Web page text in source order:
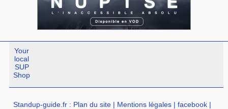
Your
local
SUP
Shop
Standup-guide.fr : Plan du site | Mentions légales |facebook |